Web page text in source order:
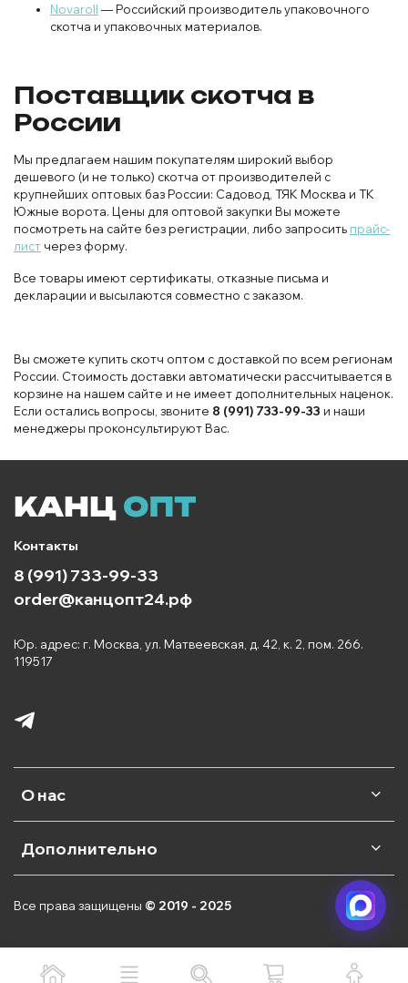
Novaroll — Российский производитель упаковочного
скотча и упаковочных материалов.
Поставщик скотча в
России
Мы предлагаем нашим покупателям широкий выбор
дешевого (и не только) скотча от производителей с
крупнейших оптовых баз России: Садовод, ТЯК Москва и ТК
Южные ворота. Цены для оптовой закупки Вы можете
посмотреть на сайте без регистрации, либо запросить прайс-
лист через форму.
Все товары имеют сертификаты, отказные письма и
декларации и высылаются совместно с заказом.
Вы сможете купить скотч оптом с доставкой по всем регионам
России. Стоимость доставки автоматически рассчитывается в
корзине на нашем сайте и не имеет дополнительных наценок.
Если остались вопросы, звоните 8 (991) 733-99-33 и наши
менеджеры проконсультируют Вас.
О нас
Дополнительно
Контакты
8 (991) 733-99-33
order@канцопт24.рф
Юр. адрес: г. Москва, ул. Матвеевская, д. 42, к. 2, пом. 266.
119517
Все права защищены © 2019 - 2025